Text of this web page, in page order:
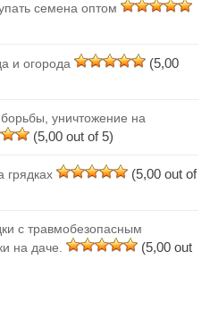
семена оптом
и огорода
(5,00
уничтожение на
(5,00 out of 5)
грядках
(5,00 out of
с травмобезопасным
на даче.
(5,00 out